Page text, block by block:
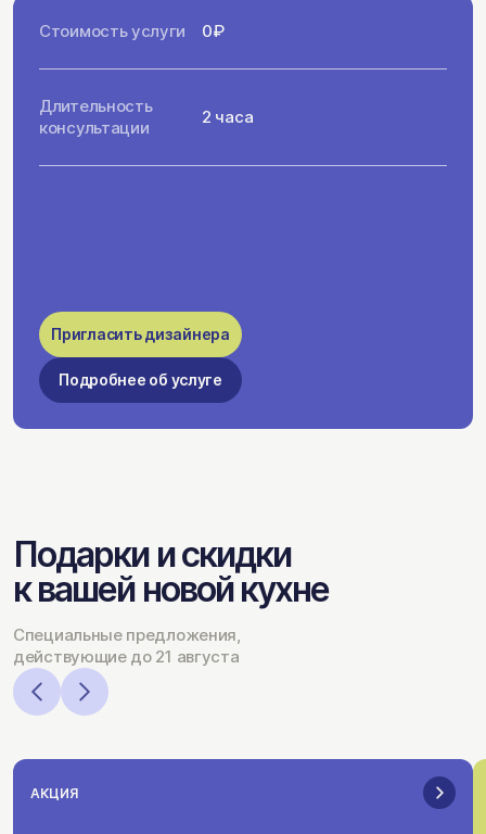
Стоимость услуги 0₽
Длительность
консультации
2 часа
Пригласить дизайнера
Подробнее об услуге
Подарки и скидки
к вашей новой кухне
Специальные предложения,
действующие до 21 августа
АКЦИЯ